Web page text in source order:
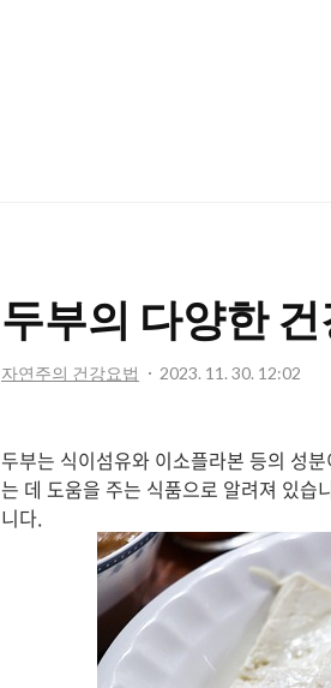
두부의 다양한
자연주의 건강요법 2023. 11. 30. 12:02
두부는 식이섬유와 이소플라본 등의 성
는 데 도움을 주는 식품으로 알려져 있습
니다.